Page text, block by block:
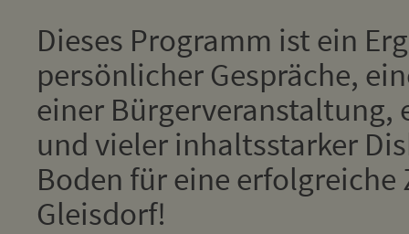
Dieses Programm ist ein
persönlicher Gespräche,
einer Bürgerveranstaltung,
und vieler inhaltsstarker
Boden für eine erfolgreiche
Gleisdorf!